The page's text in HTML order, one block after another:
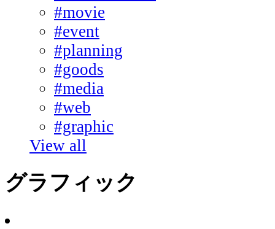
#movie
#event
#planning
#goods
#media
#web
#graphic
View all
グラフィック